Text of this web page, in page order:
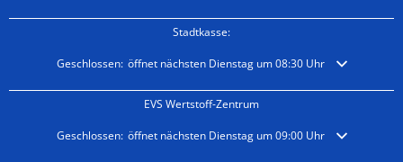
Stadtkasse:
Klicken, um weitere Öffnungs- oder Schließzeiten auszublenden
Geschlossen: öffnet nächsten Dienstag um 08:30 Uhr
EVS Wertstoff-Zentrum
Klicken, um weitere Öffnungs- oder Schließzeiten auszublenden
Geschlossen: öffnet nächsten Dienstag um 09:00 Uhr